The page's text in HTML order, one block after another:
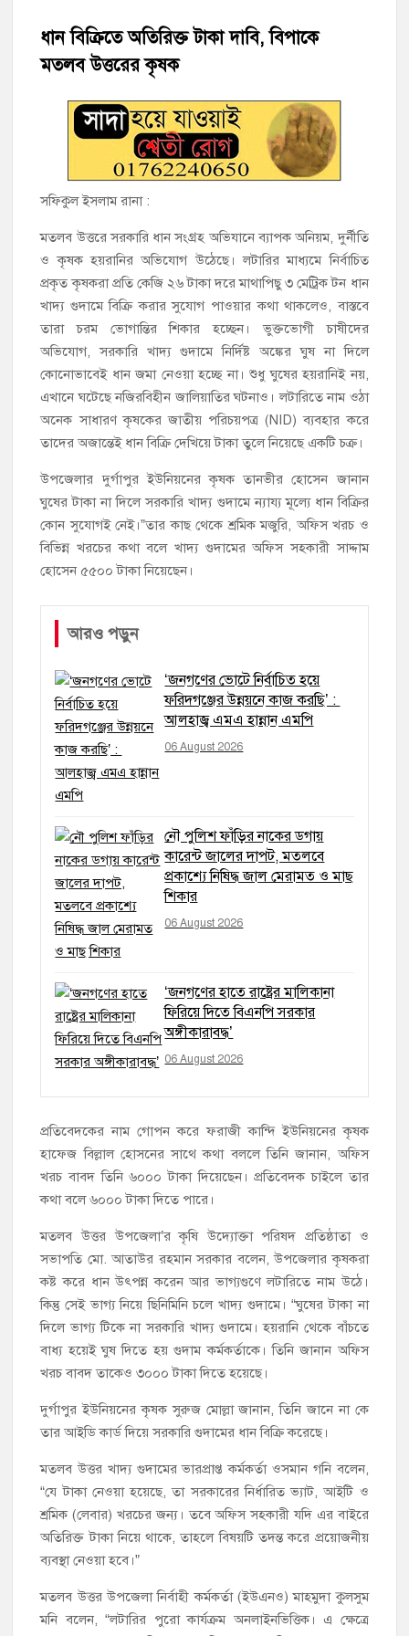
চেক বিতরণ
হাজীগঞ্জ ডিগ্রি কলেজ গভীর শ্রদ্ধার সঙ্গে জুলাই গণঅভ্যুত্থানের সকল
শহীদকে স্মরণ
হাজীগঞ্জের যুবধারা সমবায় ক্ষুদ্রঋণ পুনরায় চালু করে মানুষের আমানতের
টাকা পরিশোধ করা হবে
হাজীগঞ্জের বাকিলা উবির অভিভাবক সদস্য হোসেন মোল্লা লিটন সম্মাননা
গণঅভ্যুত্থান দিবসে ফরিদগঞ্জ মাদ্রাসা মাঠে বিএনপির গণসমাবেশ
হাজীগঞ্জের ২নং দক্ষিণ পশ্চিম রাজারগাঁও সপ্রাবিতে মা সমাবেশ ও
পরিচিতি সভা
চাঁদপুর জেলা জিয়া সাইবার ফোর্সের সভাপতি হাজীগঞ্জের কৃতী সন্তান
এসএম সবুজ হোসেন
ধান বিক্রিতে অতিরিক্ত টাকা দাবি, বিপাকে
মতলব উত্তরের কৃষক
সফিকুল ইসলাম রানা :
মতলব উত্তরে সরকারি ধান সংগ্রহ অভিযানে ব্যাপক অনিয়ম, দুর্নীতি
ও কৃষক হয়রানির অভিযোগ উঠেছে। লটারির মাধ্যমে নির্বাচিত
প্রকৃত কৃষকরা প্রতি কেজি ২৬ টাকা দরে মাথাপিছু ৩ মেট্রিক টন ধান
খাদ্য গুদামে বিক্রি করার সুযোগ পাওয়ার কথা থাকলেও, বাস্তবে
তারা চরম ভোগান্তির শিকার হচ্ছেন। ভুক্তভোগী চাষীদের
অভিযোগ, সরকারি খাদ্য গুদামে নির্দিষ্ট অঙ্কের ঘুষ না দিলে
কোনোভাবেই ধান জমা নেওয়া হচ্ছে না। শুধু ঘুষের হয়রানিই নয়,
এখানে ঘটেছে নজিরবিহীন জালিয়াতির ঘটনাও। লটারিতে নাম ওঠা
অনেক সাধারণ কৃষকের জাতীয় পরিচয়পত্র (NID) ব্যবহার করে
তাদের অজান্তেই ধান বিক্রি দেখিয়ে টাকা তুলে নিয়েছে একটি চক্র।
উপজেলার দুর্গাপুর ইউনিয়নের কৃষক তানভীর হোসেন জানান
ঘুষের টাকা না দিলে সরকারি খাদ্য গুদামে ন্যায্য মূল্যে ধান বিক্রির
কোন সুযোগই নেই।”তার কাছ থেকে শ্রমিক মজুরি, অফিস খরচ ও
বিভিন্ন খরচের কথা বলে খাদ্য গুদামের অফিস সহকারী সাদ্দাম
হোসেন ৫৫০০ টাকা নিয়েছেন।
আরও পড়ুন
‘জনগণের ভোটে নির্বাচিত হয়ে
ফরিদগঞ্জের উন্নয়নে কাজ করছি’ :
আলহাজ্ব এমএ হান্নান এমপি
06 August 2026
নৌ পুলিশ ফাঁড়ির নাকের ডগায়
কারেন্ট জালের দাপট, মতলবে
প্রকাশ্যে নিষিদ্ধ জাল মেরামত ও মাছ
শিকার
06 August 2026
‘জনগণের হাতে রাষ্ট্রের মালিকানা
ফিরিয়ে দিতে বিএনপি সরকার
অঙ্গীকারাবদ্ধ’
06 August 2026
প্রতিবেদকের নাম গোপন করে ফরাজী কান্দি ইউনিয়নের কৃষক
হাফেজ বিল্লাল হোসনের সাথে কথা বললে তিনি জানান, অফিস
খরচ বাবদ তিনি ৬০০০ টাকা দিয়েছেন। প্রতিবেদক চাইলে তার
কথা বলে ৬০০০ টাকা দিতে পারে।
মতলব উত্তর উপজেলা’র কৃষি উদ্যোক্তা পরিষদ প্রতিষ্ঠাতা ও
সভাপতি মো. আতাউর রহমান সরকার বলেন, উপজেলার কৃষকরা
কষ্ট করে ধান উৎপন্ন করেন আর ভাগ্যগুণে লটারিতে নাম উঠে।
কিন্তু সেই ভাগ্য নিয়ে ছিনিমিনি চলে খাদ্য গুদামে। “ঘুষের টাকা না
দিলে ভাগ্য টিকে না সরকারি খাদ্য গুদামে। হয়রানি থেকে বাঁচতে
বাধ্য হয়েই ঘুষ দিতে হয় গুদাম কর্মকর্তাকে। তিনি জানান অফিস
খরচ বাবদ তাকেও ৩০০০ টাকা দিতে হয়েছে।
দুর্গাপুর ইউনিয়নের কৃষক সুরুজ মোল্লা জানান, তিনি জানে না কে
তার আইডি কার্ড দিয়ে সরকারি গুদামের ধান বিক্রি করেছে।
মতলব উত্তর খাদ্য গুদামের ভারপ্রাপ্ত কর্মকর্তা ওসমান গনি বলেন,
“যে টাকা নেওয়া হয়েছে, তা সরকারের নির্ধারিত ভ্যাট, আইটি ও
শ্রমিক (লেবার) খরচের জন্য। তবে অফিস সহকারী যদি এর বাইরে
অতিরিক্ত টাকা নিয়ে থাকে, তাহলে বিষয়টি তদন্ত করে প্রয়োজনীয়
ব্যবস্থা নেওয়া হবে।”
মতলব উত্তর উপজেলা নির্বাহী কর্মকর্তা (ইউএনও) মাহমুদা কুলসুম
মনি বলেন, “লটারির পুরো কার্যক্রম অনলাইনভিত্তিক। এ ক্ষেত্রে